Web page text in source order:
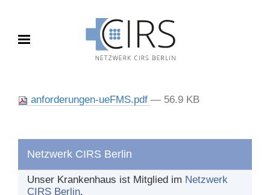
Toggle navigation
BERICHTEN
anforderungen-ueFMS.pdf — 56.9 KB
Netzwerk CIRS Berlin
Unser Krankenhaus ist Mitglied im Netzwerk
CIRS Berlin.